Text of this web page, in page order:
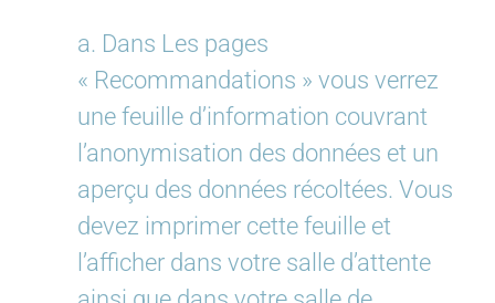
a. Dans Les pages
« Recommandations » vous verrez
une feuille d’information couvrant
l’anonymisation des données et un
aperçu des données récoltées. Vous
devez imprimer cette feuille et
l’afficher dans votre salle d’attente